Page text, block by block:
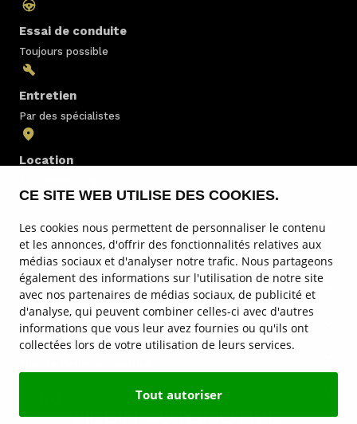
CE SITE WEB UTILISE DES COOKIES.
Les cookies nous permettent de personnaliser le contenu
et les annonces, d'offrir des fonctionnalités relatives aux
médias sociaux et d'analyser notre trafic. Nous partageons
également des informations sur l'utilisation de notre site
avec nos partenaires de médias sociaux, de publicité et
d'analyse, qui peuvent combiner celles-ci avec d'autres
informations que vous leur avez fournies ou qu'ils ont
collectées lors de votre utilisation de leurs services.
Tout autoriser
Essai de conduite
Toujours possible
Entretien
Par des spécialistes
Location
Stock
Service & entretien
Nos marques
Sites